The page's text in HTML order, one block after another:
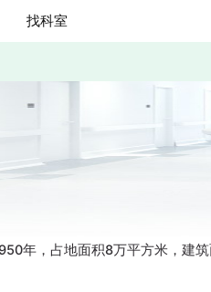
找科室
年，占地面积8万平方米，建